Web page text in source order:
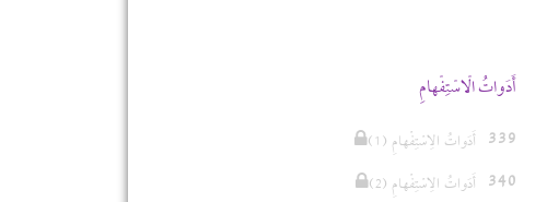
أَدَواتُ الْاسْتِفْهامِ
339 (1) أَدَواتُ الِاسْتِفْهامِ
340 (2) أَدَواتُ الِاسْتِفْهامِ